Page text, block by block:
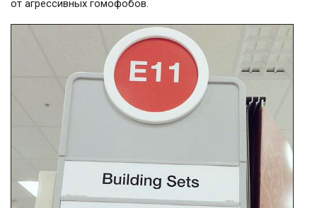
от агрессивных гомофобов.